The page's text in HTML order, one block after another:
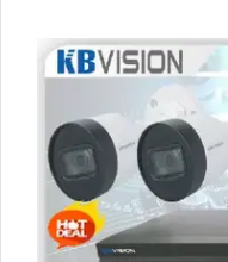
bạn không chỉ quan sát
trong phạm vi mà
Đặc điểm nổi bật của
sắc nét lên đến 2.0 MP,
Bạn có thể quan sát
sáng.
Bộ camera này cũng
giúp bạn dễ dàng nhìn
sáng khác nhau.